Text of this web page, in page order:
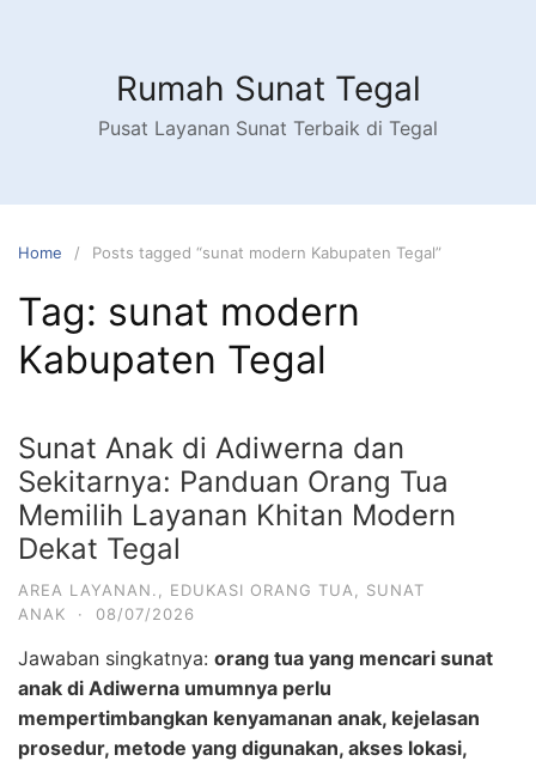
Rumah Sunat Tegal
Pusat Layanan Sunat Terbaik di Tegal
Home Posts tagged “sunat modern Kabupaten Tegal”
Tag: sunat modern
Kabupaten Tegal
Sunat Anak di Adiwerna dan
Sekitarnya: Panduan Orang Tua
Memilih Layanan Khitan Modern
Dekat Tegal
AREA LAYANAN. EDUKASI ORANG TUA
SUNAT
ANAK
· 08/07/2026
Jawaban singkatnya: orang tua yang mencari sunat
anak di Adiwerna umumnya perlu
mempertimbangkan kenyamanan anak, kejelasan
prosedur, metode yang digunakan, akses lokasi,